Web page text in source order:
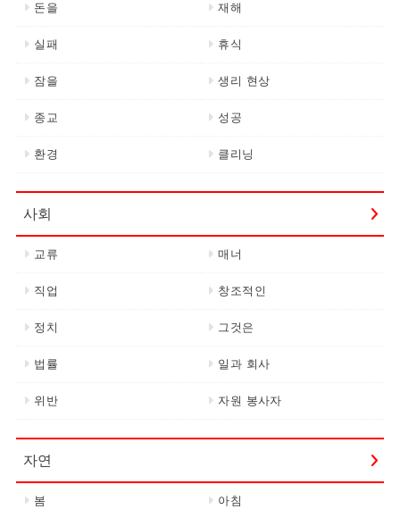
돈을 재해
실패 휴식
잠을 생리 현상
종교 성공
환경 클리닝
사회
교류 매너
직업 창조적인
정치 그것은
법률 일과 회사
위반 자원 봉사자
자연
봄 아침